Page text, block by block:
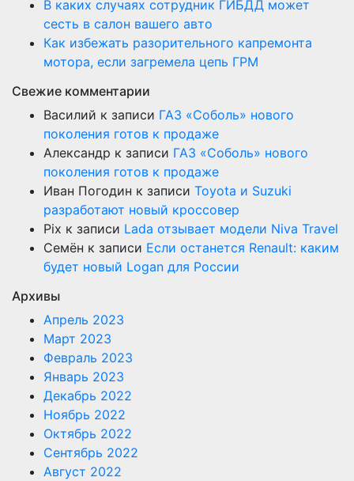
В каких случаях сотрудник ГИБДД может
сесть в салон вашего авто
Как избежать разорительного капремонта
мотора, если загремела цепь ГРМ
Свежие комментарии
Василий к записи ГАЗ «Соболь» нового
поколения готов к продаже
Александр к записи ГАЗ «Соболь» нового
поколения готов к продаже
Иван Погодин к записи Toyota и Suzuki
разработают новый кроссовер
Pix к записи Lada отзывает модели Niva Travel
Семён к записи Если останется Renault: каким
будет новый Logan для России
Архивы
Апрель 2023
Март 2023
Февраль 2023
Январь 2023
Декабрь 2022
Ноябрь 2022
Октябрь 2022
Сентябрь 2022
Август 2022